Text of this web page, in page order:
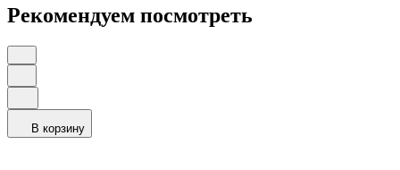
Рекомендуем посмотреть
В корзину